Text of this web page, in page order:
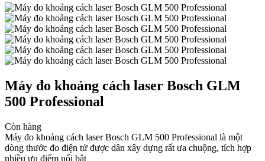
Máy đo khoảng cách laser Bosch GLM
500 Professional
Còn hàng
Máy đo khoảng cách laser Bosch GLM 500 Professional là một
dòng thước đo điện tử được dân xây dựng rất ưa chuộng, tích hợp
nhiều ưu điểm nổi bật